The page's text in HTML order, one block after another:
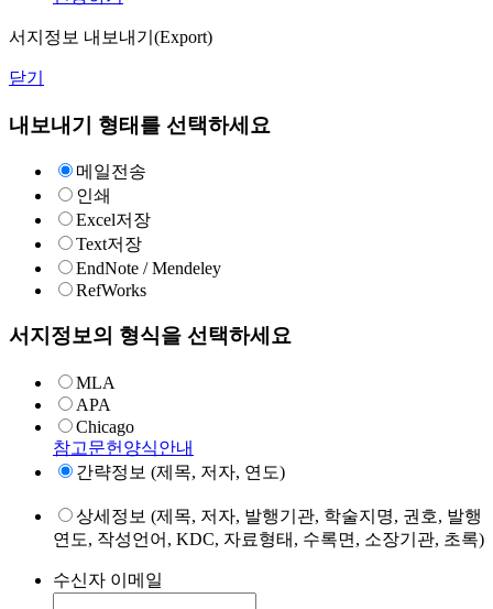
서지정보 내보내기(Export)
닫기
내보내기 형태를 선택하세요
메일전송
인쇄
Excel저장
Text저장
EndNote / Mendeley
RefWorks
서지정보의 형식을 선택하세요
MLA
APA
Chicago
참고문헌양식안내
간략정보 (제목, 저자, 연도)
상세정보 (제목, 저자, 발행기관, 학술지명, 권호, 발행
연도, 작성언어, KDC, 자료형태, 수록면, 소장기관, 초록)
수신자 이메일